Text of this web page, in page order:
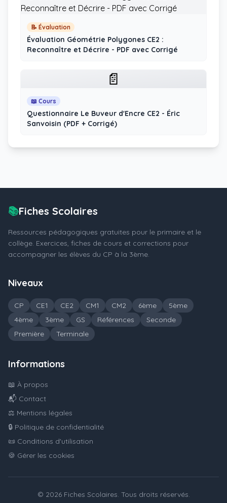
📝 Évaluation
Évaluation Géométrie Polygones CE2 :
Reconnaître et Décrire - PDF avec Corrigé
📄
📖 Cours
Questionnaire Le Buveur d'Encre CE2 - Éric
Sanvoisin (PDF + Corrigé)
📚Fiches Scolaires
Ressources pédagogiques gratuites pour le primaire et le
collège. Exercices, fiches de cours et corrections pour
accompagner les élèves du CP à la 3ème.
Niveaux
CP CE1 CE2 CM1 CM2 6ème
5ème
4ème
3ème GS Références
Seconde
Première
Terminale
Informations
📖 À propos
📬 Contact
⚖️ Mentions légales
🔒 Politique de confidentialité
📜 Conditions d'utilisation
🍪 Gérer les cookies
© 2026 Fiches Scolaires. Tous droits réservés.